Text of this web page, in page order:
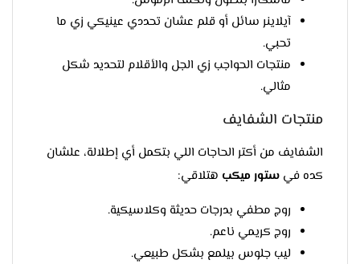
آيلاينر سائل أو قلم عشان تحددي عينيكي زي ما
تحبي.
منتجات الحواجب زي الجل والأقلام لتحديد شكل
مثالي.
منتجات الشفايف
الشفايف من أكتر الحاجات اللي بتكمل أي إطلالة، علشان
كده في ستور ميكب هتلاقي:
روج مطفي بدرجات حديثة وكلاسيكية.
روج كريمي ناعم.
ليب جلوس بيلمع بشكل طبيعي.